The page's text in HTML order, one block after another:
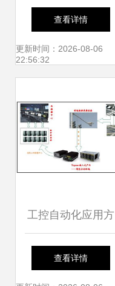
设计原则与集成方
案
查看详情
更新时间：2026-08-06
22:56:32
工控自动化应用方
案 topstart嵌入式
查看详情